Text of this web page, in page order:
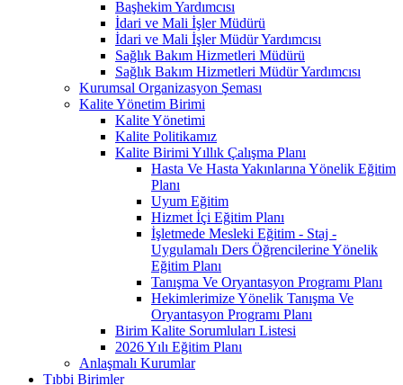
Başhekim Yardımcısı
İdari ve Mali İşler Müdürü
İdari ve Mali İşler Müdür Yardımcısı
Sağlık Bakım Hizmetleri Müdürü
Sağlık Bakım Hizmetleri Müdür Yardımcısı
Kurumsal Organizasyon Şeması
Kalite Yönetim Birimi
Kalite Yönetimi
Kalite Politikamız
Kalite Birimi Yıllık Çalışma Planı
Hasta Ve Hasta Yakınlarına Yönelik Eğitim
Planı
Uyum Eğitim
Hizmet İçi Eğitim Planı
İşletmede Mesleki Eğitim - Staj -
Uygulamalı Ders Öğrencilerine Yönelik
Eğitim Planı
Tanışma Ve Oryantasyon Programı Planı
Hekimlerimize Yönelik Tanışma Ve
Oryantasyon Programı Planı
Birim Kalite Sorumluları Listesi
2026 Yılı Eğitim Planı
Anlaşmalı Kurumlar
Tıbbi Birimler